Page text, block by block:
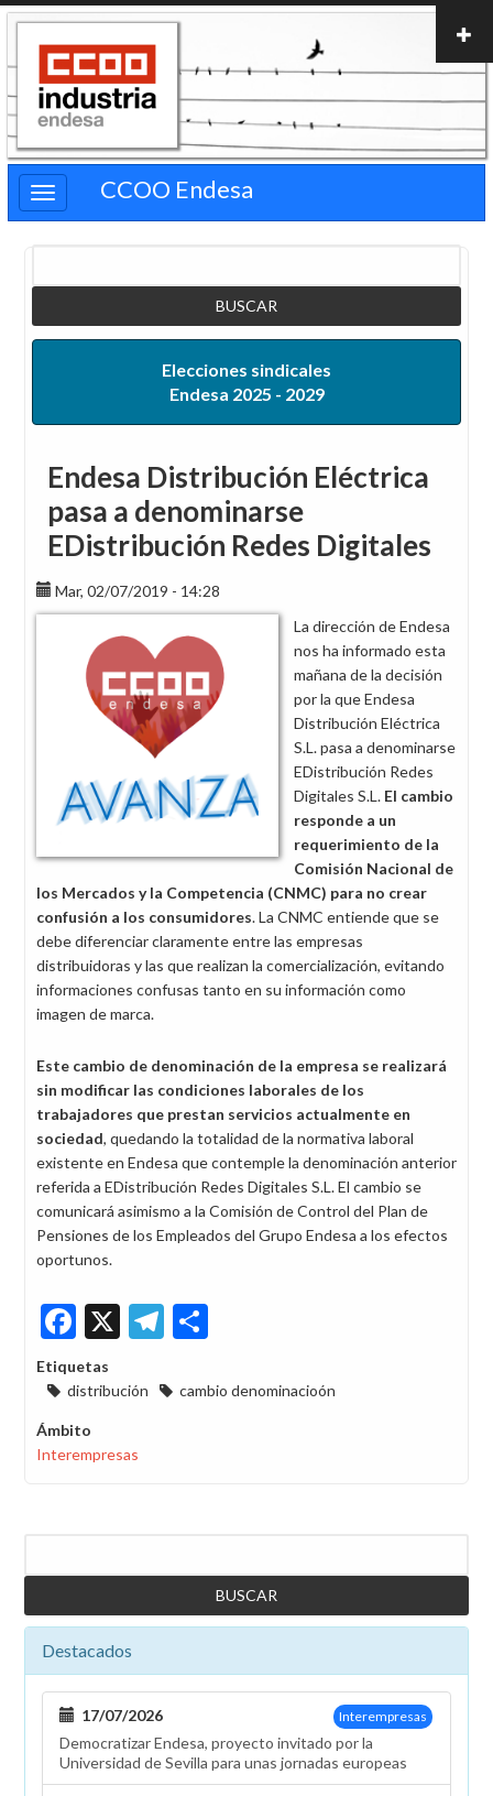
Pasar
contenido
principal
CCOO Endesa
Elecciones sindicales
Endesa 2025 - 2029
Endesa Distribución Eléctrica
pasa a denominarse
EDistribución Redes Digitales
Mar, 02/07/2019 - 14:28
La dirección de Endesa
nos ha informado esta
mañana de la decisión
por la que Endesa
Distribución Eléctrica
S.L. pasa a denominarse
EDistribución Redes
Digitales S.L. El cambio
responde a un
requerimiento de la
Comisión Nacional de
los Mercados y la Competencia (CNMC) para no crear
confusión a los consumidores. La CNMC entiende que se
debe diferenciar claramente entre las empresas
distribuidoras y las que realizan la comercialización, evitando
informaciones confusas tanto en su información como
imagen de marca.
Este cambio de denominación de la empresa se realizará
sin modificar las condiciones laborales de los
trabajadores que prestan servicios actualmente en
sociedad, quedando la totalidad de la normativa laboral
existente en Endesa que contemple la denominación anterior
referida a EDistribución Redes Digitales S.L. El cambio se
comunicará asimismo a la Comisión de Control del Plan de
Pensiones de los Empleados del Grupo Endesa a los efectos
oportunos.
Facebook
X Telegram
Etiquetas
distribución
cambio denominacioón
Ámbito
Interempresas
Destacados
Interempresas
17/07/2026
Democratizar Endesa, proyecto invitado por la
Universidad de Sevilla para unas jornadas europeas